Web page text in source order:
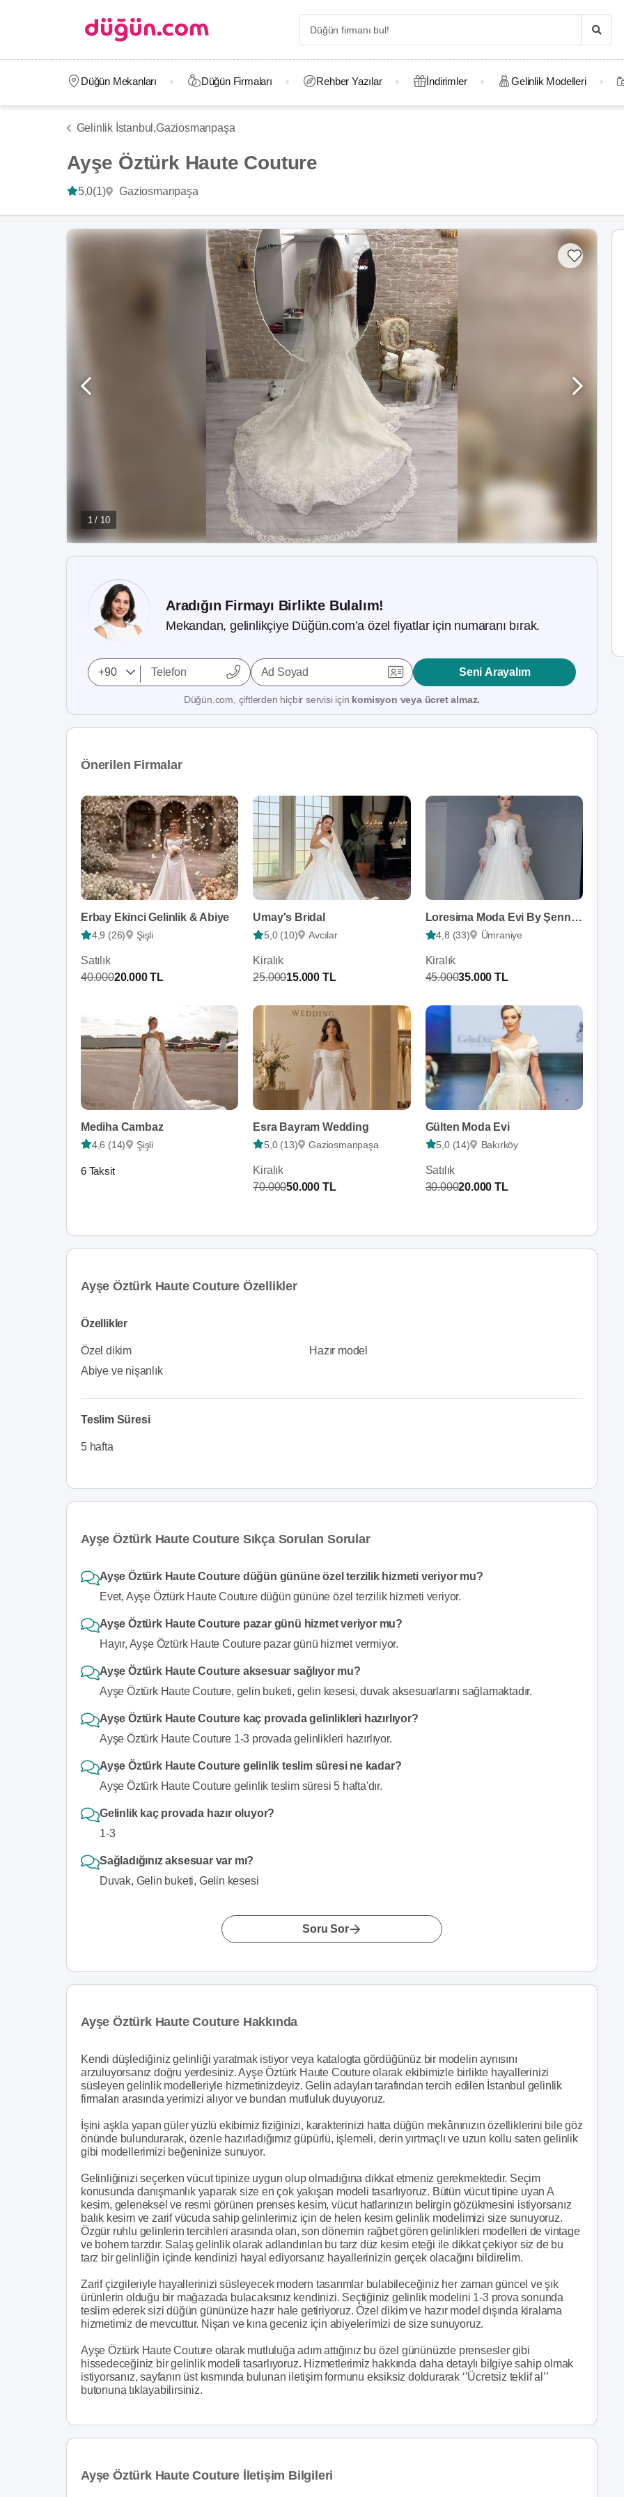
Düğün Mekanları Düğün Firmaları Rehber Yazılar İndirimler Gelinlik Modelleri
Gelinlik İstanbul,Gaziosmanpaşa
Ayşe Öztürk Haute Couture
5,0(1) Gaziosmanpaşa
1 / 10
Aradığın Firmayı Birlikte Bulalım!
Mekandan, gelinlikçiye Düğün.com’a özel fiyatlar için numaranı bırak.
Ad Soyad Seni Arayalım
Düğün.com, çiftlerden hiçbir servisi için komisyon veya ücret almaz.
Önerilen Firmalar
Erbay Ekinci Gelinlik & Abiye
4,9 (26) Şişli
Satılık
40.00020.000 TL
Umay's Bridal
5,0 (10) Avcılar
Kiralık
25.00015.000 TL
Loresima Moda Evi By Şennur Kosif
4,8 (33) Ümraniye
Kiralık
45.00035.000 TL
Mediha Cambaz
4,6 (14) Şişli
6 Taksit
Esra Bayram Wedding
5,0 (13) Gaziosmanpaşa
Kiralık
70.00050.000 TL
Gülten Moda Evi
5,0 (14) Bakırköy
Satılık
30.00020.000 TL
Ayşe Öztürk Haute Couture Özellikler
Özellikler
Özel dikim
Hazır model
Abiye ve nişanlık
Teslim Süresi
5 hafta
Ayşe Öztürk Haute Couture Sıkça Sorulan Sorular
Ayşe Öztürk Haute Couture düğün gününe özel terzilik hizmeti veriyor mu?
Evet, Ayşe Öztürk Haute Couture düğün gününe özel terzilik hizmeti veriyor.
Ayşe Öztürk Haute Couture pazar günü hizmet veriyor mu?
Hayır, Ayşe Öztürk Haute Couture pazar günü hizmet vermiyor.
Ayşe Öztürk Haute Couture aksesuar sağlıyor mu?
Ayşe Öztürk Haute Couture, gelin buketi, gelin kesesi, duvak aksesuarlarını sağlamaktadır.
Ayşe Öztürk Haute Couture kaç provada gelinlikleri hazırlıyor?
Ayşe Öztürk Haute Couture 1-3 provada gelinlikleri hazırlıyor.
Ayşe Öztürk Haute Couture gelinlik teslim süresi ne kadar?
Ayşe Öztürk Haute Couture gelinlik teslim süresi 5 hafta'dır.
Gelinlik kaç provada hazır oluyor?
1-3
Sağladığınız aksesuar var mı?
Duvak, Gelin buketi, Gelin kesesi
Soru Sor
Ayşe Öztürk Haute Couture Hakkında
Kendi düşlediğiniz gelinliği yaratmak istiyor veya katalogta gördüğünüz bir modelin aynısını
arzuluyorsanız doğru yerdesiniz. Ayşe Öztürk Haute Couture olarak ekibimizle birlikte hayallerinizi
süsleyen gelinlik modelleriyle hizmetinizdeyiz. Gelin adayları tarafından tercih edilen İstanbul gelinlik
firmaları arasında yerimizi alıyor ve bundan mutluluk duyuyoruz.
İşini aşkla yapan güler yüzlü ekibimiz fiziğinizi, karakterinizi hatta düğün mekânınızın özelliklerini bile göz
önünde bulundurarak, özenle hazırladığımız güpürlü, işlemeli, derin yırtmaçlı ve uzun kollu saten gelinlik
gibi modellerimizi beğeninize sunuyor.
Gelinliğinizi seçerken vücut tipinize uygun olup olmadığına dikkat etmeniz gerekmektedir. Seçim
konusunda danışmanlık yaparak size en çok yakışan modeli tasarlıyoruz. Bütün vücut tipine uyan A
kesim, geleneksel ve resmi görünen prenses kesim, vücut hatlarınızın belirgin gözükmesini istiyorsanız
balık kesim ve zarif vücuda sahip gelinlerimiz için de helen kesim gelinlik modelimizi size sunuyoruz.
Özgür ruhlu gelinlerin tercihleri arasında olan, son dönemin rağbet gören gelinlikleri modelleri de vintage
ve bohem tarzdır. Salaş gelinlik olarak adlandırılan bu tarz düz kesim eteği ile dikkat çekiyor siz de bu
tarz bir gelinliğin içinde kendinizi hayal ediyorsanız hayallerinizin gerçek olacağını bildirelim.
Zarif çizgileriyle hayallerinizi süsleyecek modern tasarımlar bulabileceğiniz her zaman güncel ve şık
ürünlerin olduğu bir mağazada bulacaksınız kendinizi. Seçtiğiniz gelinlik modelini 1-3 prova sonunda
teslim ederek sizi düğün gününüze hazır hale getiriyoruz. Özel dikim ve hazır model dışında kiralama
hizmetimiz de mevcuttur. Nişan ve kına geceniz için abiyelerimizi de size sunuyoruz.
Ayşe Öztürk Haute Couture olarak mutluluğa adım attığınız bu özel gününüzde prensesler gibi
hissedeceğiniz bir gelinlik modeli tasarlıyoruz. Hizmetlerimiz hakkında daha detaylı bilgiye sahip olmak
istiyorsanız, sayfanın üst kısmında bulunan iletişim formunu eksiksiz doldurarak ‘’Ücretsiz teklif al’’
butonuna tıklayabilirsiniz.
Ayşe Öztürk Haute Couture İletişim Bilgileri